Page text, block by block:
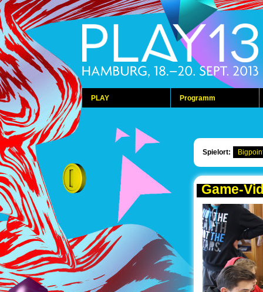
PLAY Programm
Spielort:
Game-